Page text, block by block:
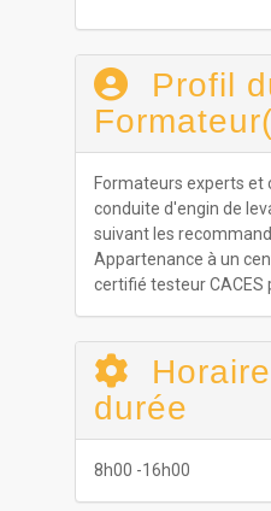
Profil
Formateurs experts et
conduite d'engin de
suivant les
Appartenance à un
certifié testeur CACES
durée
8h00 -16h00